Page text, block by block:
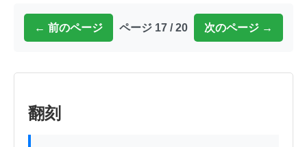
← 前のページ ページ 17 / 20 次のページ →
翻刻